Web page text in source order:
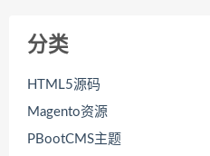
分类
HTML5源码
Magento资源
PBootCMS主题